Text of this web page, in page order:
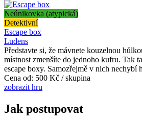
Neúnikovka (atypická)
Detektivní
Escape box
Ludens
Představte si, že mávnete kouzelnou
místnost zmenšíte do jednoho kufru. Tak
escape boxy. Samozřejmě v nich nechybí
Cena od: 500 Kč / skupina
zobrazit hru
Jak postupovat